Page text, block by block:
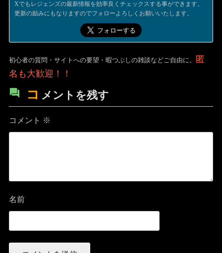
Xでもレジェンズの最新情報を効率良くチェックスする事ができます。
更新の励みにもなりますのでフォローよろしくお願いいたします。
初心者の質問・サイトへの要望・暇つぶしの雑談などご自由に。
匿
名も大歓迎！！
コ メントを残す
コメント ※
名前